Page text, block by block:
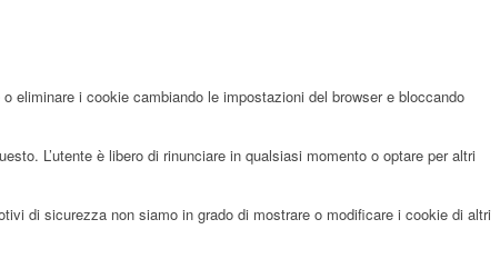
i cookie cambiando le impostazioni del browser e bloccando
L’utente è libero di rinunciare in qualsiasi momento o optare per altri
di sicurezza non siamo in grado di mostrare o modificare i cookie di altri